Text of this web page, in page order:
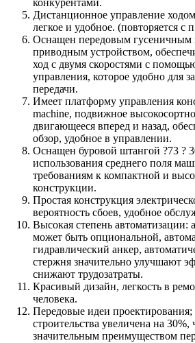
конкурентами.
Дистанционное управление
легкое и удобное. (повторяется с
Оснащен передовым гусеничным
приводным устройством,
ход с двумя скоростями с
управления, которое удобно для
передачи.
Имеет платформу управления
machine, подвижное
двигающееся вперед и назад,
обзор, удобное в управлении.
Оснащен буровой штангой ?73 ?
использования среднего поля
требованиям к компактной и
конструкции.
Простая конструкция
вероятность сбоев, удобное
Высокая степень автоматизации:
может быть опциональной,
гидравлический анкер,
стержня значительно улучшают
снижают трудозатраты.
Красивый дизайн, легкость в
человека.
Передовые идеи проектирования;
строительства увеличена на 30%,
значительным преимуществом